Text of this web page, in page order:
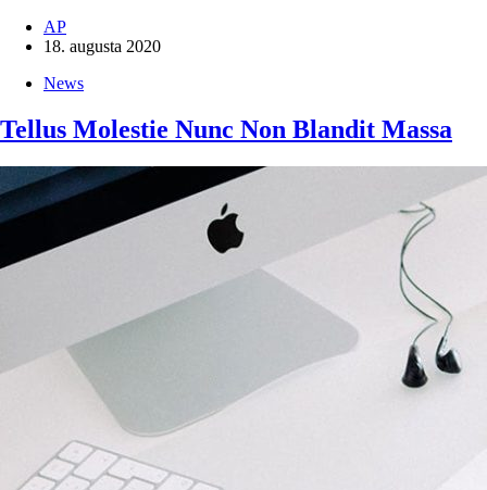
AP
18. augusta 2020
News
Tellus Molestie Nunc Non Blandit Massa